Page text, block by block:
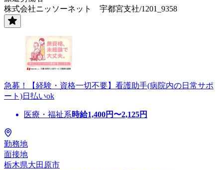
株式会社ニッソーネット 宇都宮支社/1201_9358
急募！【経験・資格一切不要】看護助手(病院内の日常サポ
ート)日払いok
医療・福祉系時給1,400円〜2,125円
勤務地
面接地
栃木県大田原市